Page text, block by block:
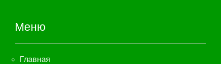
Меню
Главная